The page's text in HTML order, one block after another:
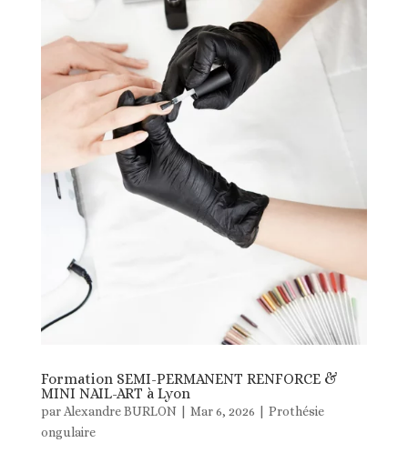
Formation SEMI-PERMANENT RENFORCE &
MINI NAIL-ART à Lyon
parAlexandre BURLON| Mar 6, 2026
Prothésie
ongulaire